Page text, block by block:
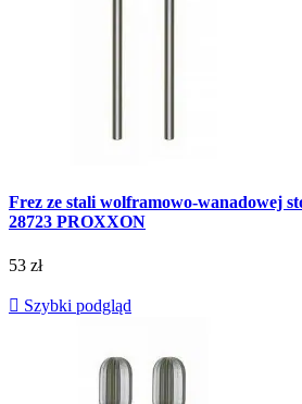
Frez ze stali wolframowo-wanadowej
28723 PROXXON
53 zł
 Szybki podgląd